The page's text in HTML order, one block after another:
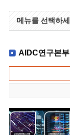
메뉴를 선택하
AIDC연구본부